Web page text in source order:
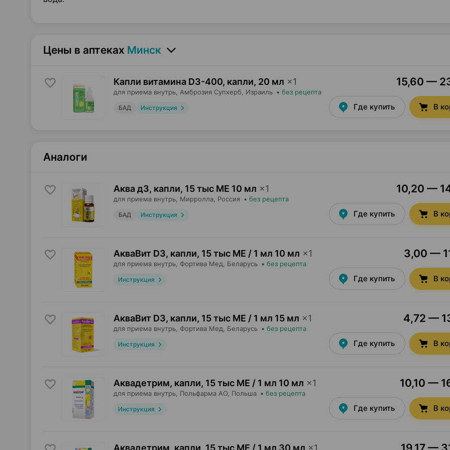
Цены в аптеках Минск
Капли витамина D3-400, капли, 20 мл ×1
для приема внутрь, Амброзия Супхерб , Израиль • без рецепта
БАД Инструкция
15,60 —
Где купить В
Аналоги
Аква д3, капли, 15 тыс МЕ 10 мл ×1
для приема внутрь, Мирролла , Россия • без рецепта
БАД Инструкция
10,20 —
Где купить В
АкваВит D3, капли, 15 тыс МЕ / 1 мл 10 мл ×1
для приема внутрь, Фортива Мед , Беларусь • без рецепта
Инструкция
3,00 —
Где купить В
АкваВит D3, капли, 15 тыс МЕ / 1 мл 15 мл ×1
для приема внутрь, Фортива Мед , Беларусь • без рецепта
Инструкция
4,72 —
Где купить В
Аквадетрим, капли, 15 тыс МЕ / 1 мл 10 мл ×1
для приема внутрь, Польфарма AO , Польша • без рецепта
Инструкция
10,10 —
Где купить В
Аквадетрим, капли 15 тыс МЕ / 1 мл 30 мл ×1